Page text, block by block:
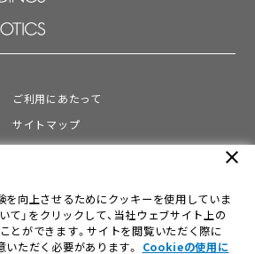
ご利用にあたって
サイトマップ
プライバシーポリシー
を向上させるためにクッキーを使用していま
て」をクリックして、当社ウェブサイト上の
とができます。サイトを閲覧いただく際に
いただく必要があります。 Cookieの使用に
close